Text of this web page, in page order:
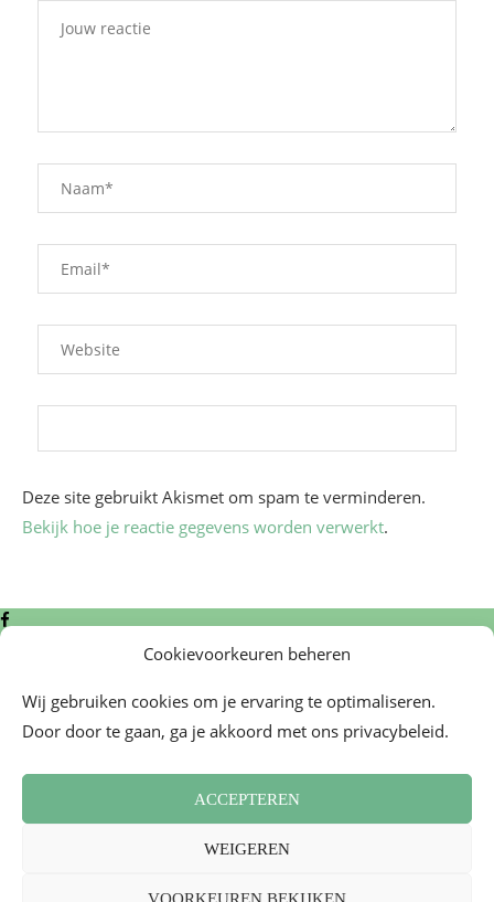
Cookievoorkeuren beheren
Wij gebruiken cookies om je ervaring te optimaliseren.
Door door te gaan, ga je akkoord met ons privacybeleid.
ACCEPTEREN
WEIGEREN
VOORKEUREN BEKIJKEN
Deze site gebruikt Akismet om spam te verminderen.
Bekijk hoe je reactie gegevens worden verwerkt.
Algemene voorwaarden
Cookiebeleid (EU)
2026 - Mademoiselle Bon Plan